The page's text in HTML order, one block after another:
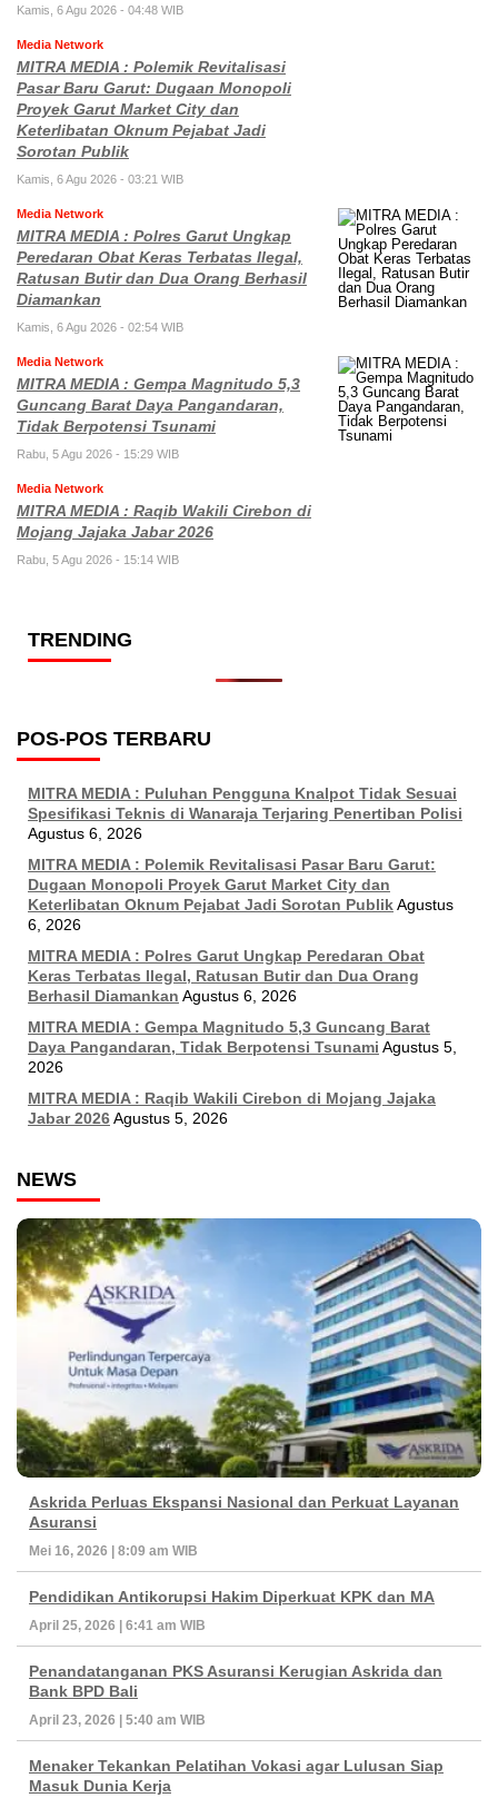
Kamis, 6 Agu 2026 - 04:48 WIB
Media Network
MITRA MEDIA : Polemik Revitalisasi
Pasar Baru Garut: Dugaan Monopoli
Proyek Garut Market City dan
Keterlibatan Oknum Pejabat Jadi
Sorotan Publik
Kamis, 6 Agu 2026 - 03:21 WIB
Media Network
MITRA MEDIA : Polres Garut Ungkap
Peredaran Obat Keras Terbatas Ilegal,
Ratusan Butir dan Dua Orang Berhasil
Diamankan
Kamis, 6 Agu 2026 - 02:54 WIB
Media Network
MITRA MEDIA : Gempa Magnitudo 5,3
Guncang Barat Daya Pangandaran,
Tidak Berpotensi Tsunami
Rabu, 5 Agu 2026 - 15:29 WIB
Media Network
MITRA MEDIA : Raqib Wakili Cirebon di
Mojang Jajaka Jabar 2026
Rabu, 5 Agu 2026 - 15:14 WIB
TRENDING
POS-POS TERBARU
MITRA MEDIA : Puluhan Pengguna Knalpot Tidak Sesuai
Spesifikasi Teknis di Wanaraja Terjaring Penertiban Polisi
Agustus 6, 2026
MITRA MEDIA : Polemik Revitalisasi Pasar Baru Garut:
Dugaan Monopoli Proyek Garut Market City dan
Keterlibatan Oknum Pejabat Jadi Sorotan PublikAgustus
6, 2026
MITRA MEDIA : Polres Garut Ungkap Peredaran Obat
Keras Terbatas Ilegal, Ratusan Butir dan Dua Orang
Berhasil Diamankan Agustus 6, 2026
MITRA MEDIA : Gempa Magnitudo 5,3 Guncang Barat
Daya Pangandaran, Tidak Berpotensi Tsunami Agustus 5,
2026
MITRA MEDIA : Raqib Wakili Cirebon di Mojang Jajaka
Jabar 2026Agustus 5, 2026
NEWS
Askrida Perluas Ekspansi Nasional dan Perkuat Layanan
Asuransi
Mei 16, 2026 | 8:09 am WIB
Pendidikan Antikorupsi Hakim Diperkuat KPK dan MA
April 25, 2026 | 6:41 am WIB
Penandatanganan PKS Asuransi Kerugian Askrida dan
Bank BPD Bali
April 23, 2026 | 5:40 am WIB
Menaker Tekankan Pelatihan Vokasi agar Lulusan Siap
Masuk Dunia Kerja